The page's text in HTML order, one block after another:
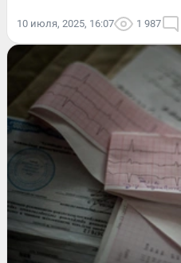
10 июля, 2025, 16:07 1 987